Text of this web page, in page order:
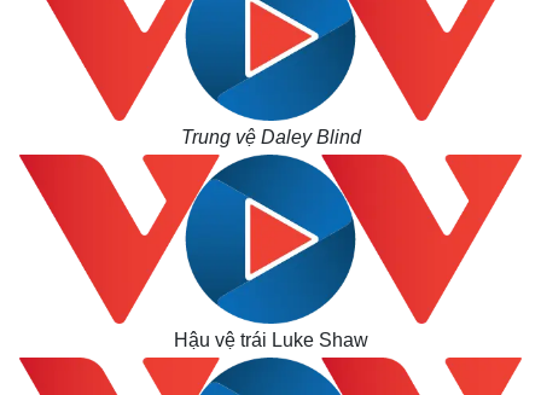
Trung vệ Daley Blind
Hậu vệ trái Luke Shaw